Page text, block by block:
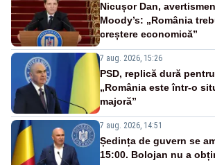
Nicușor Dan,
Moody’s: „România
creștere economică”
7 aug. 2026, 15:26
PSD, replică dură
„România este într-o
majoră”
7 aug. 2026, 14:51
Ședința de guvern se
15:00. Bolojan nu a